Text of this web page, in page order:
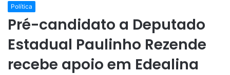
Política
Pré-candidato a Deputado
Estadual Paulinho Rezende
recebe apoio em Edealina